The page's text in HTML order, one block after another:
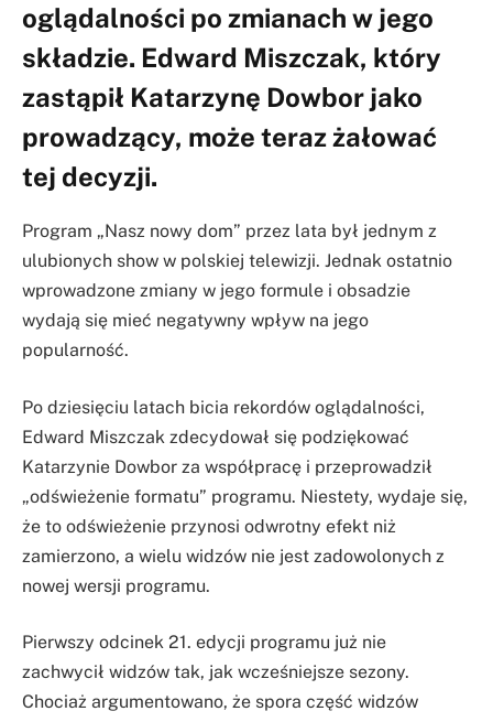
oglądalności po zmianach w jego
składzie. Edward Miszczak, który
zastąpił Katarzynę Dowbor jako
prowadzący, może teraz żałować
tej decyzji.
Program „Nasz nowy dom” przez lata był jednym z
ulubionych show w polskiej telewizji. Jednak ostatnio
wprowadzone zmiany w jego formule i obsadzie
wydają się mieć negatywny wpływ na jego
popularność.
Po dziesięciu latach bicia rekordów oglądalności,
Edward Miszczak zdecydował się podziękować
Katarzynie Dowbor za współpracę i przeprowadził
„odświeżenie formatu” programu. Niestety, wydaje się,
że to odświeżenie przynosi odwrotny efekt niż
zamierzono, a wielu widzów nie jest zadowolonych z
nowej wersji programu.
Pierwszy odcinek 21. edycji programu już nie
zachwycił widzów tak, jak wcześniejsze sezony.
Chociaż argumentowano, że spora część widzów